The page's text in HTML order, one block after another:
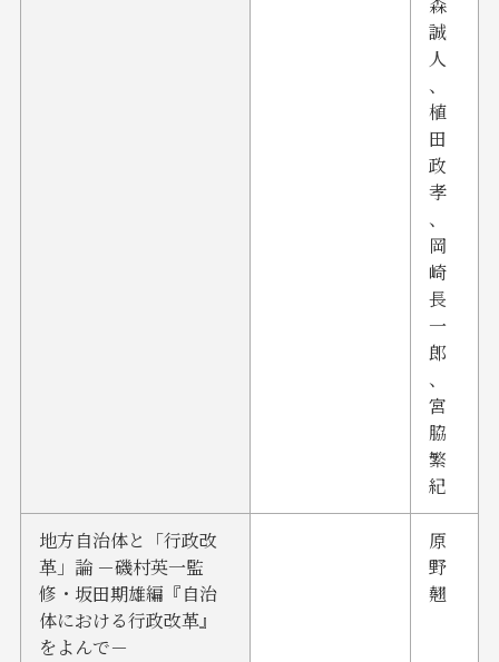
森
誠
人
、
植
田
政
孝
、
岡
崎
長
一
郎
、
宮
脇
繁
紀
地方自治体と「行政改
革」論 －磯村英一監
修・坂田期雄編『自治
体における行政改革』
をよんで－
原
野
翹